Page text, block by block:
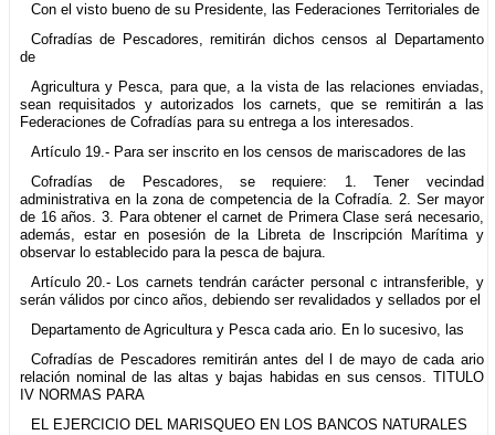
Con el visto bueno de su Presidente, las Federaciones Territoriales de
Cofradías de Pescadores, remitirán dichos censos al Departamento
de
Agricultura y Pesca, para que, a la vista de las relaciones enviadas,
sean requisitados y autorizados los carnets, que se remitirán a las
Federaciones de Cofradías para su entrega a los interesados.
Artículo 19.- Para ser inscrito en los censos de mariscadores de las
Cofradías de Pescadores, se requiere: 1. Tener vecindad
administrativa en la zona de competencia de la Cofradía. 2. Ser mayor
de 16 años. 3. Para obtener el carnet de Primera Clase será necesario,
además, estar en posesión de la Libreta de Inscripción Marítima y
observar lo establecido para la pesca de bajura.
Artículo 20.- Los carnets tendrán carácter personal c intransferible, y
serán válidos por cinco años, debiendo ser revalidados y sellados por el
Departamento de Agricultura y Pesca cada ario. En lo sucesivo, las
Cofradías de Pescadores remitirán antes del l de mayo de cada ario
relación nominal de las altas y bajas habidas en sus censos. TITULO
IV NORMAS PARA
EL EJERCICIO DEL MARISQUEO EN LOS BANCOS NATURALES